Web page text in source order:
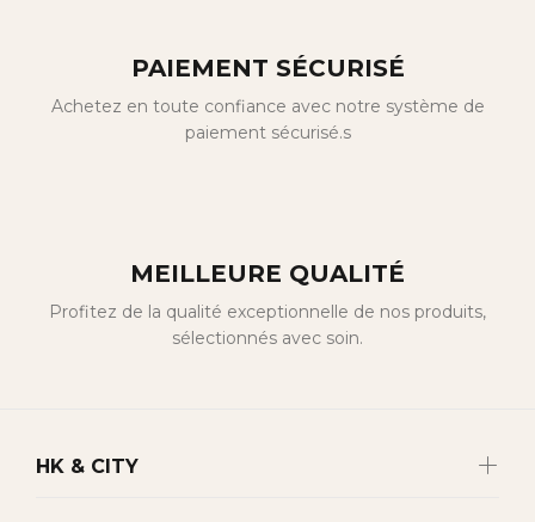
PAIEMENT SÉCURISÉ
Achetez en toute confiance avec notre système de
paiement sécurisé.s
MEILLEURE QUALITÉ
Profitez de la qualité exceptionnelle de nos produits,
sélectionnés avec soin.
HK & CITY